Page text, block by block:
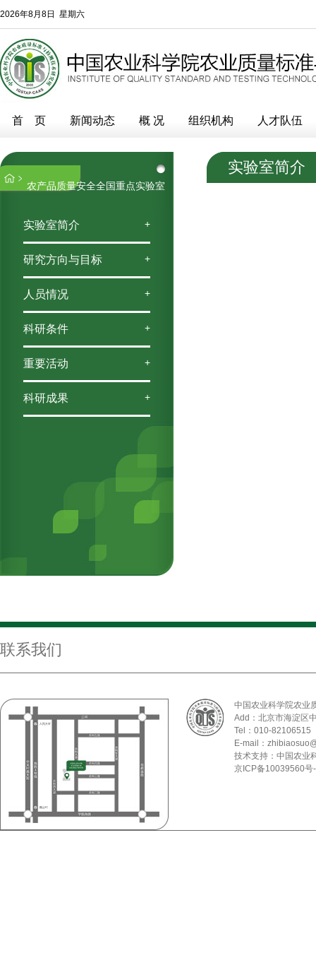
2026年8月8日 星期六
首 页 新闻动态 概 况 组织机构 人才队伍
农产品质量安全全国重点实验室
实验室简介 +
研究方向与目标 +
人员情况 +
科研条件 +
重要活动 +
科研成果 +
实验室简介
联系我们
中国农业科学院农业
Add：北京市海淀区
Tel：010-
E-mail：
技术支持：中国农业
京ICP备10039560号